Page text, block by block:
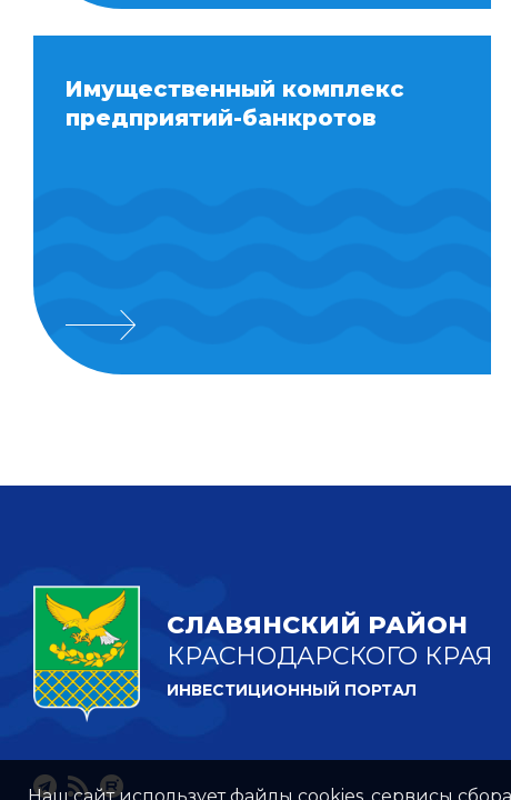
Имущественный комплекс
предприятий-банкротов
СЛАВЯНСКИЙ РАЙОН
КРАСНОДАРСКОГО КРАЯ
ИНВЕСТИЦИОННЫЙ ПОРТАЛ